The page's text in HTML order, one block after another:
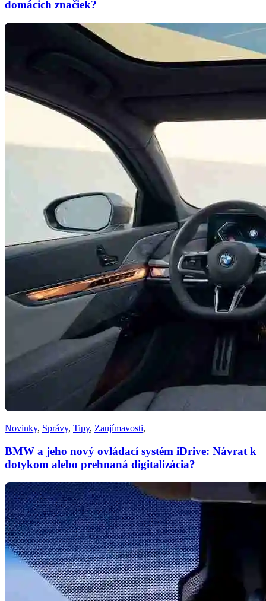
domácich značiek?
Novinky, Správy, Tipy, Zaujímavosti,
BMW a jeho nový ovládací systém iDrive: Návrat k
dotykom alebo prehnaná digitalizácia?